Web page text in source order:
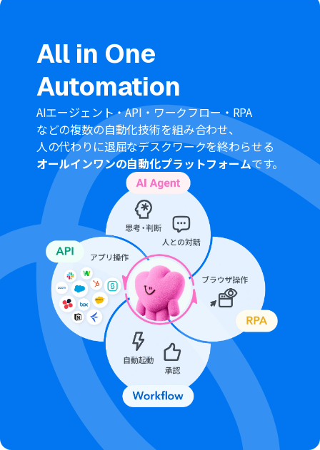
クリックするボタン、ファイル名など、実際の操作に合わ
せて設定を自由にカスタマイズしてください。
Boxのアクションでは、ファイルの保存先フォルダを指定
したり、ファイル名に受信日や送信元といった変数を用い
て動的に設定したりすることが可能です。
■注意事項
Gmail、BoxのそれぞれとYoomを連携してください。
ブラウザを操作するオペレーションはサクセスプランで
のみご利用いただける機能となっております。フリープラ
ン・ミニプラン・チームプランの場合は設定しているフロ
ーボットのオペレーションはエラーとなりますので、ご注
意ください。
サクセスプランなどの有料プランは、2週間の無料トライ
アルを行うことが可能です。無料トライアル中には制限対
象のアプリやブラウザを操作するオペレーションを使用
することができます。
ブラウザを操作するオペレーションの設定方法は下記を
ご参照ください。
https://intercom.help/yoom/ja/articles/9099691
ブラウザを操作するオペレーションは、ご利用のWebサ
イトに合わせてカスタマイズしてください。
トリガーは5分、10分、15分、30分、60分の間隔で起動
間隔を選択できます。
プランによって最短の起動間隔が異なりますので、ご注意
ください。
ダウンロード可能なファイル容量は最大300MBまでで
す。アプリの仕様によっては300MB未満になる可能性が
All in One
Automation
AIエージェント・API・ワークフロー・RPA
などの複数の自動化技術を組み合わせ、
人の代わりに退屈なデスクワークを終わらせる
オールインワンの自動化プラットフォームです。